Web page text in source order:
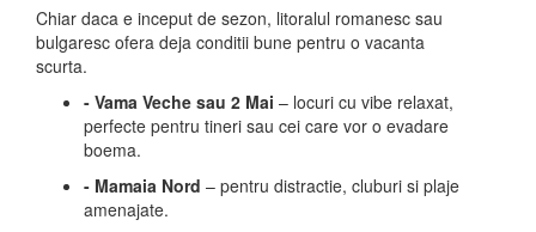
Chiar daca e inceput de sezon, litoralul romanesc sau
bulgaresc ofera deja conditii bune pentru o vacanta
scurta.
- Vama Veche sau 2 Mai – locuri cu vibe relaxat,
perfecte pentru tineri sau cei care vor o evadare
boema.
- Mamaia Nord – pentru distractie, cluburi si plaje
amenajate.